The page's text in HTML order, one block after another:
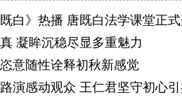
白》热播 唐既白法学课堂正
凝眸沉稳尽显多重魅力
意随性诠释初秋新感觉
路演感动观众 王仁君坚守初心